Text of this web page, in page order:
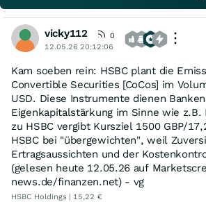
vicky112
0
12.05.26 20:12:06
Kam soeben rein: HSBC plant die
Convertible Securities [CoCos] im
USD. Diese Instrumente dienen
Eigenkapitalstärkung im Sinne wie z.B.
zu HSBC vergibt Kursziel 1500 GBP/
HSBC bei "übergewichten", weil
Ertragsaussichten und der
(gelesen heute 12.05.26 auf
news.de/finanzen.net) - vg
HSBC Holdings | 15,22 €